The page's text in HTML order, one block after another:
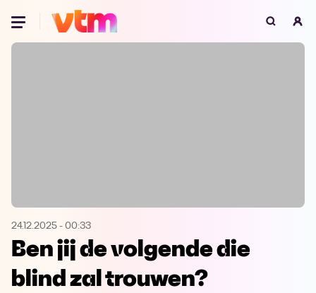
Oeps, browser niet ondersteund
Microsoft Edge Download
Opera
24.12.2025 - 00:33
Ben jij de volgende die
blind zal trouwen?